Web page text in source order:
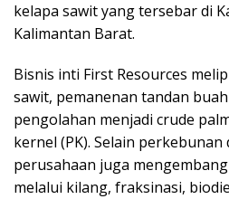
kelapa sawit yang tersebar di
Kalimantan Barat.
Bisnis inti First Resources
sawit, pemanenan tandan
pengolahan menjadi crude
kernel (PK). Selain
perusahaan juga
melalui kilang, fraksinasi,